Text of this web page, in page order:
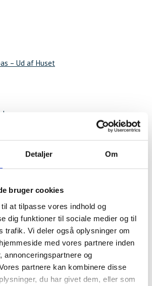
Detaljer Om
bruger cookies
at tilpasse vores indhold og
dig funktioner til sociale medier og til
trafik. Vi deler også oplysninger om
med vores partnere inden
annonceringspartnere og
partnere kan kombinere disse
du har givet dem, eller som
– Ud af Huset